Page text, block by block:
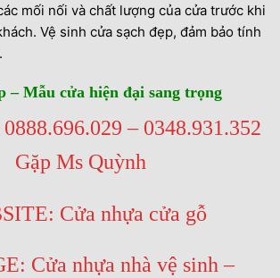
mối nối và chất lượng của cửa trước khi
Vệ sinh cửa sạch đẹp, đảm bảo tính
– Mẫu cửa hiện đại sang trọng
– 0348.931.352
Gặp Ms Quỳnh
Cửa nhựa cửa gỗ
Cửa nhựa nhà vệ sinh –